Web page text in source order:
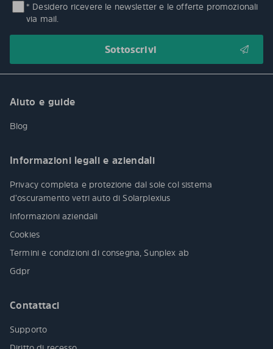
* Desidero ricevere le newsletter e le offerte promozionali
via mail.
Aiuto e guide
Blog
Informazioni legali e aziendali
Privacy completa e protezione dal sole col sistema
d’oscuramento vetri auto di Solarplexius
Informazioni aziendali
Cookies
Termini e condizioni di consegna, Sunplex ab
Gdpr
Contattaci
Supporto